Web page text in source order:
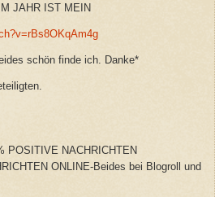
JAHR IST MEIN
schön finde ich. Danke*
POSITIVE NACHRICHTEN
ONLINE-Beides bei Blogroll und